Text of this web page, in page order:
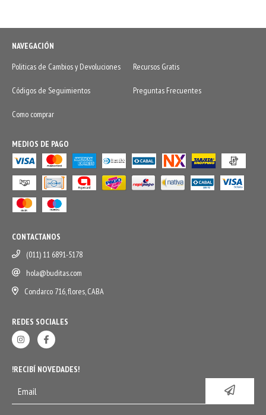
NAVEGACIÓN
Politicas de Cambios y Devoluciones
Recursos Gratis
Códigos de Seguimientos Preguntas Frecuentes
Como comprar
MEDIOS DE PAGO
CONTACTANOS
(011) 11 6891-5178
hola@buditas.com
Condarco 716, flores, CABA
REDES SOCIALES
!RECIBÍ NOVEDADES!